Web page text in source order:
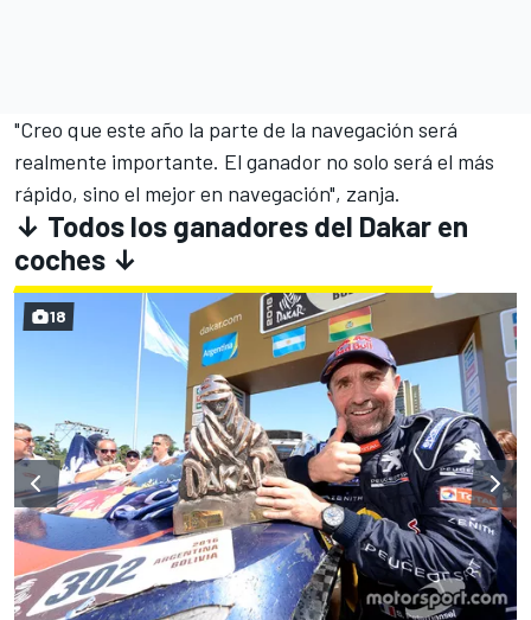
"Creo que este año la parte de la navegación será
realmente importante. El ganador no solo será el más
rápido, sino el mejor en navegación", zanja.
↓ Todos los ganadores del Dakar en
coches ↓
18